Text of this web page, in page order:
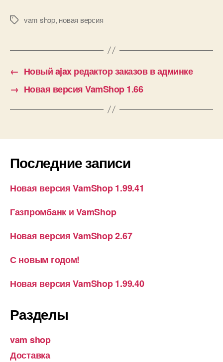
Меткиvam shop, новая версия
← Новый ajax редактор заказов в админке
→ Новая версия VamShop 1.66
Последние записи
Новая версия VamShop 1.99.41
Газпромбанк и VamShop
Новая версия VamShop 2.67
С новым годом!
Новая версия VamShop 1.99.40
Разделы
vam shop
Доставка